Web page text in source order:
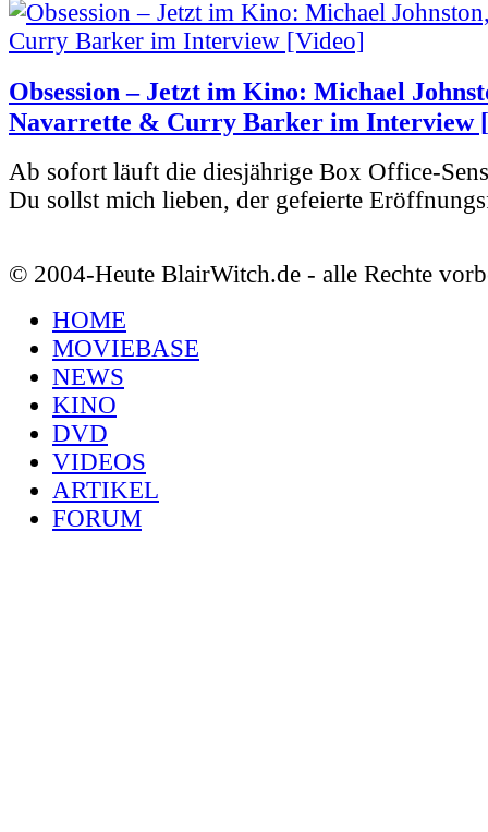
Obsession – Jetzt im Kino: Michael
Navarrette & Curry Barker im Interview
Ab sofort läuft die diesjährige Box Office-
Du sollst mich lieben, der gefeierte
© 2004-Heute BlairWitch.de - alle Rechte
HOME
MOVIEBASE
NEWS
KINO
DVD
VIDEOS
ARTIKEL
FORUM